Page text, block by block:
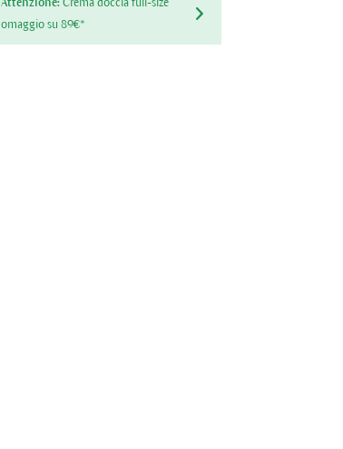
Attenzione: Crema doccia full-size
omaggio su 89€*